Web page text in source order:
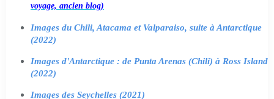
voyage, ancien blog)
Images du Chili, Atacama et Valparaiso, suite à Antarctique
(2022)
Images d'Antarctique : de Punta Arenas (Chili) à Ross Island
(2022)
Images des Seychelles (2021)